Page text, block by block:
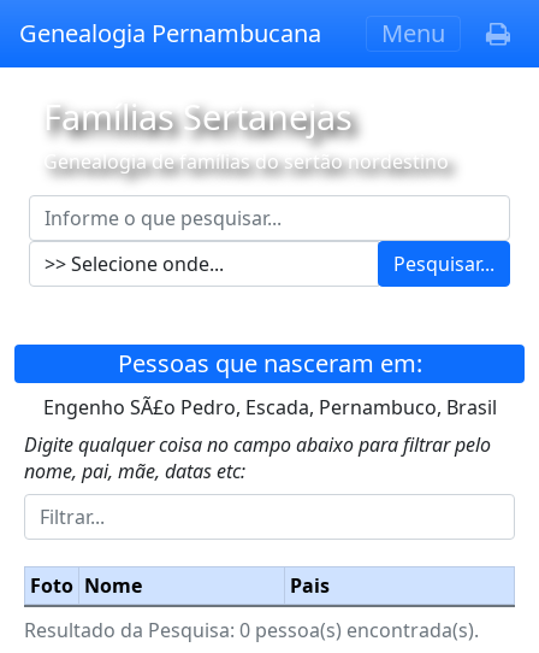
Genealogia Pernambucana Menu
Famílias Sertanejas
Genealogia de famílias do sertão nordestino
Pesquisar...
Pessoas que nasceram em:
Engenho SÃ£o Pedro, Escada, Pernambuco, Brasil
Digite qualquer coisa no campo abaixo para filtrar pelo
nome, pai, mãe, datas etc:
Foto Nome
Pais
Resultado da Pesquisa: 0 pessoa(s) encontrada(s).